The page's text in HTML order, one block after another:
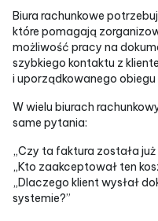
Biura rachunkowe
które pomagają
możliwość pracy na
szybkiego kontaktu z
i uporządkowanego
W wielu biurach
same pytania:
„Czy ta faktura została już
„Kto zaakceptował ten
„Dlaczego klient wysłał
systemie?”